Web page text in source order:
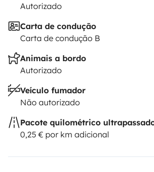
Autorizado
Carta de condução
Carta de condução B
Animais a bordo
Autorizado
Veículo fumador
Não autorizado
Pacote quilométrico
0,25 € por km adicional